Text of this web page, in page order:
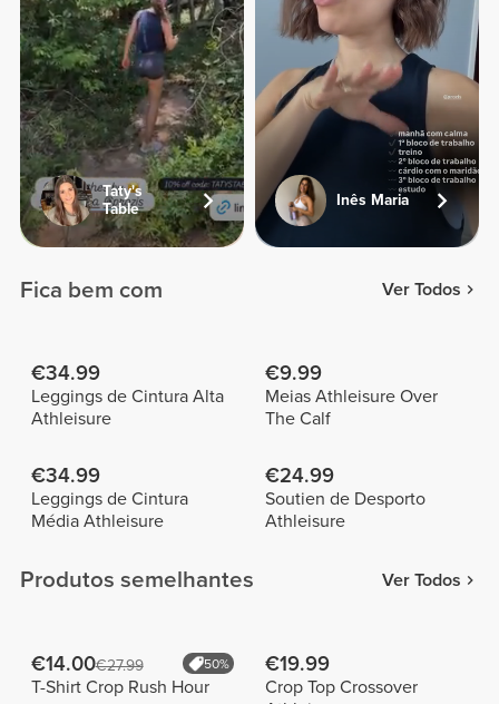
Taty's
Table
Inês Maria
Fica bem com Ver Todos
€34.99
Leggings de Cintura Alta
Athleisure
€9.99
Meias Athleisure Over
The Calf
€34.99
Leggings de Cintura
Média Athleisure
€24.99
Soutien de Desporto
Athleisure
Produtos semelhantes Ver Todos
€14.00€27.99 50%
T-Shirt Crop Rush Hour
€19.99
Crop Top Crossover